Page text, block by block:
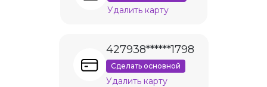
Удалить карту
427938******1798
Сделать основной
Удалить карту